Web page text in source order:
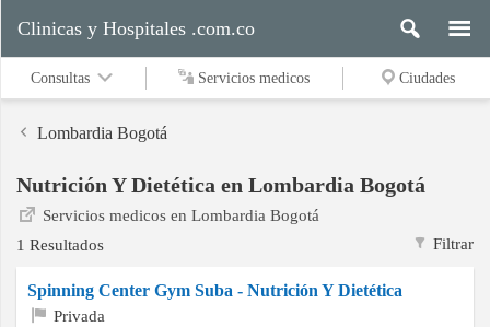
medicos
Ciudades
Clinicas y Hospitales .com.co
Consultas Servicios medicos Ciudades
Lombardia Bogotá
Nutrición Y Dietética en Lombardia Bogotá
Servicios medicos en Lombardia Bogotá
Filtrar
1 Resultados
Spinning Center Gym Suba - Nutrición Y Dietética
Privada